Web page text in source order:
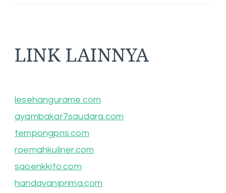
LINK LAINNYA
lesehangurame.com
ayambakar7saudara.com
tempongpns.com
roemahkuliner.com
saoenkkito.com
handayaniprima.com